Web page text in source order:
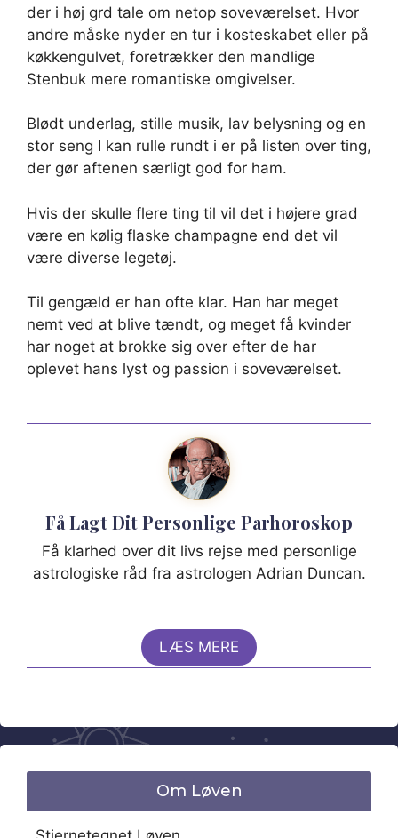
der i høj grd tale om netop soveværelset. Hvor
andre måske nyder en tur i kosteskabet eller på
køkkengulvet, foretrækker den mandlige
Stenbuk mere romantiske omgivelser.
Blødt underlag, stille musik, lav belysning og en
stor seng I kan rulle rundt i er på listen over ting,
der gør aftenen særligt god for ham.
Hvis der skulle flere ting til vil det i højere grad
være en kølig flaske champagne end det vil
være diverse legetøj.
Til gengæld er han ofte klar. Han har meget
nemt ved at blive tændt, og meget få kvinder
har noget at brokke sig over efter de har
oplevet hans lyst og passion i soveværelset.
Få Lagt Dit Personlige Parhoroskop
Få klarhed over dit livs rejse med personlige
astrologiske råd fra astrologen Adrian Duncan.
LÆS MERE
Om Løven